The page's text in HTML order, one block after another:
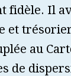
fidèle. Il
et
au
de